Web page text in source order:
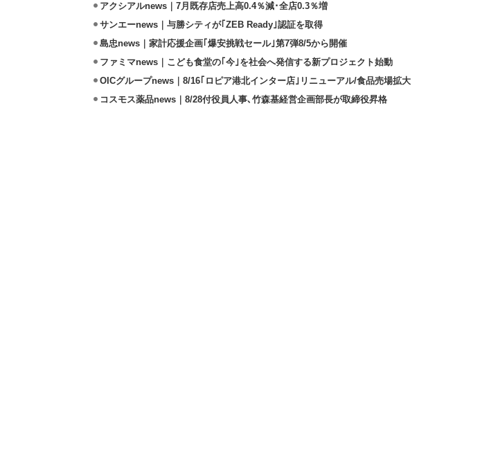
アクシアルnews｜7月既存店売上高0.4％減･全店0.3％増
サンエーnews｜与勝シティが｢ZEB Ready｣認証を取得
島忠news｜家計応援企画｢爆安挑戦セール｣第7弾8/5から開催
ファミマnews｜こども食堂の｢今｣を社会へ発信する新プロジェクト始動
OICグループnews｜8/16｢ロピア港北インター店｣リニューアル/食品売場拡大
コスモス薬品news｜8/28付役員人事､竹森基経営企画部長が取締役昇格